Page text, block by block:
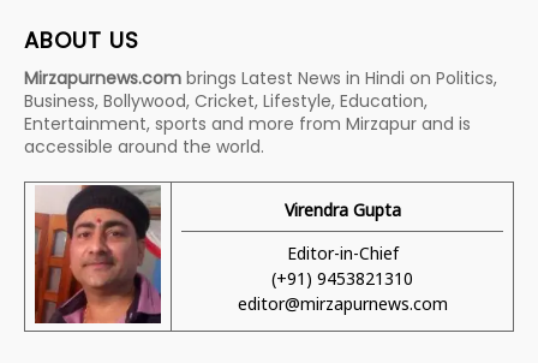
ABOUT US
Mirzapurnews.com brings Latest News in Hindi on Politics,
Business, Bollywood, Cricket, Lifestyle, Education,
Entertainment, sports and more from Mirzapur and is
accessible around the world.
Virendra Gupta
Editor-in-Chief
(+91) 9453821310
editor@mirzapurnews.com